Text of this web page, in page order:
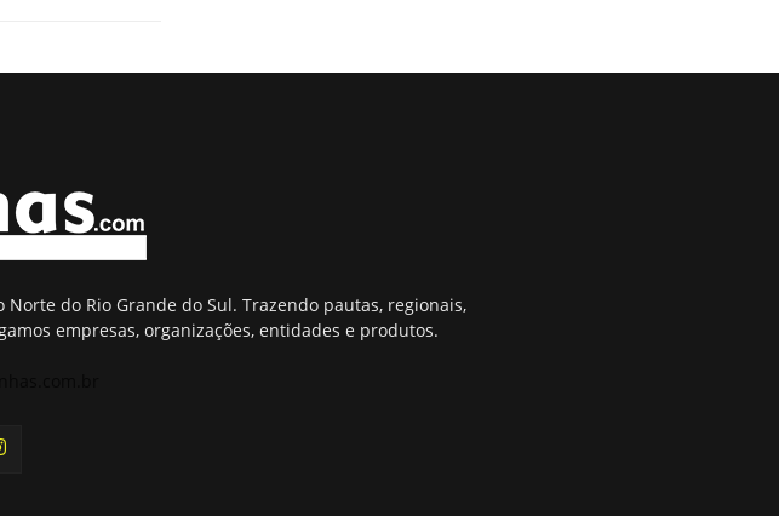
do Rio Grande do Sul. Trazendo pautas, regionais,
empresas, organizações, entidades e produtos.